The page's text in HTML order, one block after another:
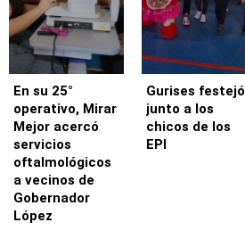
En su 25°
operativo, Mirar
Mejor acercó
servicios
oftalmológicos
a vecinos de
Gobernador
López
Gurises festejó
junto a los
chicos de los
EPI